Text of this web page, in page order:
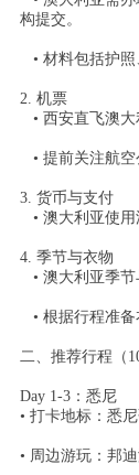
构提交。
• 材料包括护照
2. 机票
• 西安直飞澳大
• 提前关注航空
3. 货币与支付
• 澳大利亚使用
4. 季节与衣物
• 澳大利亚季节
• 根据行程准备
二、推荐行程（
Day 1-3：悉尼
• 打卡地标：悉
• 周边游玩：邦